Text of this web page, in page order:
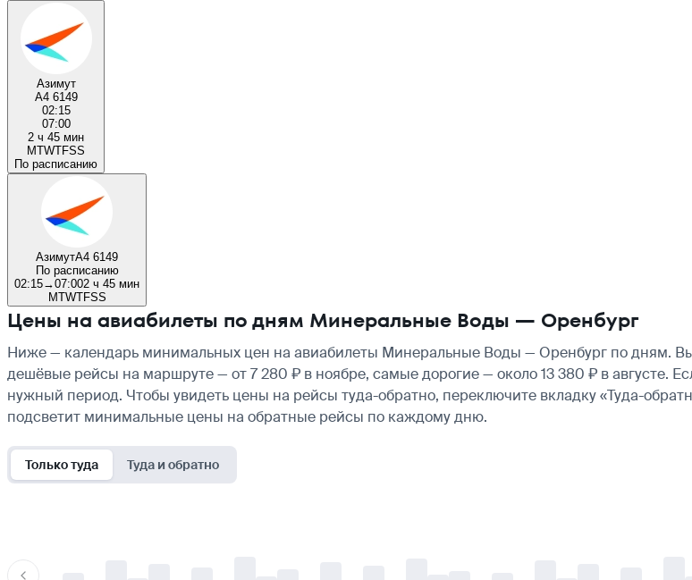
Азимут
A4 6149
02:15
07:00
2 ч 45 мин
MTWTFSS
По расписанию
АзимутA4 6149
По расписанию
02:15→07:002 ч 45 мин
MTWTFSS
Цены на авиабилеты по дням Минеральные Воды — Оренбург
Ниже — календарь минимальных цен на авиабилеты Минеральные Воды — Оренбург по дням.
дешёвые рейсы на маршруте — от 7 280 ₽ в ноябре, самые дорогие — около 13 380 ₽ в августе.
нужный период. Чтобы увидеть цены на рейсы туда-обратно, переключите вкладку «Туда-
подсветит минимальные цены на обратные рейсы по каждому дню.
Только туда Туда и обратно